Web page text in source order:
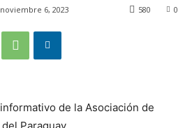
noviembre 6, 2023 0
580
de la Asociación de